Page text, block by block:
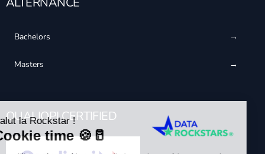
Bachelors
Masters
QUALIOPI CERTIFIED